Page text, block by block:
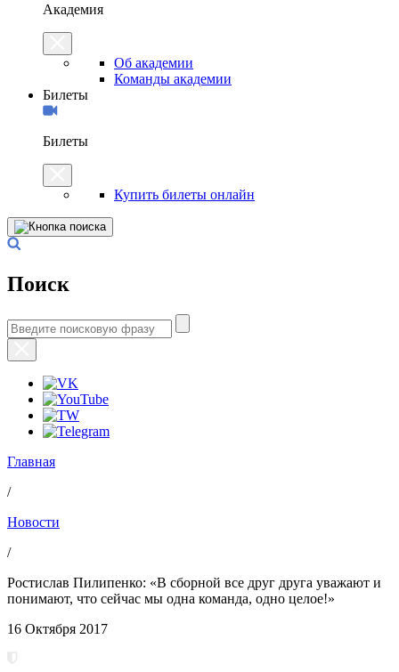
Академия
Об академии
Команды академии
Билеты
Билеты
Купить билеты онлайн
Поиск
Главная
/
Новости
/
Ростислав Пилипенко: «В сборной все друг друга уважают и
понимают, что сейчас мы одна команда, одно целое!»
16 Октября 2017